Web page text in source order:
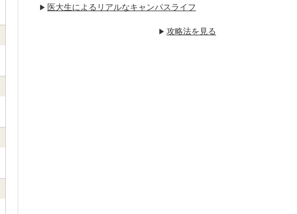
医大生によるリアルなキャンパスライフ
攻略法を見る